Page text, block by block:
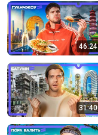
46:24
31:40